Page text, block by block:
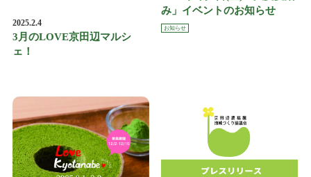
2025.2.4
3月のLOVE京田辺マルシ
ェ！
み」イベントのお知らせ
お知らせ